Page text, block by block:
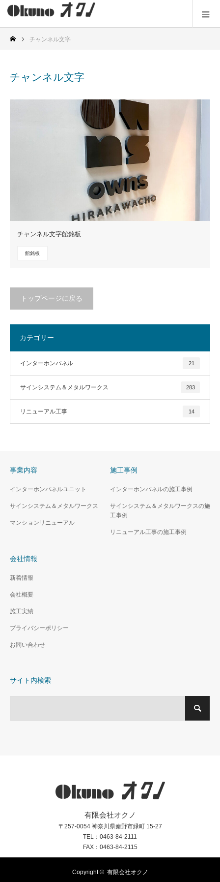
チャンネル文字
チャンネル文字
チャンネル文字館銘板
館銘板
トップページに戻る
カテゴリー
インターホンパネル 21
サインシステム＆メタルワークス 283
リニューアル工事 14
事業内容
インターホンパネルユニット
サインシステム＆メタルワークス
マンションリニューアル
施工事例
インターホンパネルの施工事例
サインシステム＆メタルワークスの施
工事例
リニューアル工事の施工事例
会社情報
新着情報
会社概要
施工実績
プライバシーポリシー
お問い合わせ
サイト内検索
有限会社オクノ
〒257-0054 神奈川県秦野市緑町 15-27
TEL：0463-84-2111
FAX：0463-84-2115
Copyright © 有限会社オクノ